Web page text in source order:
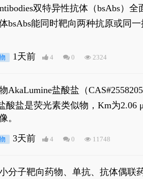
双特异性抗体（bsAbs）
bsAbs能同时靶向两种抗原或同
1天前 4 0 2324
AkaLumine盐酸盐（
幅增强成像信噪比，从而实现
酸盐是荧光素类似物，Km为
。
3天前 4 0 11748
分子靶向药物、单抗、抗体偶联